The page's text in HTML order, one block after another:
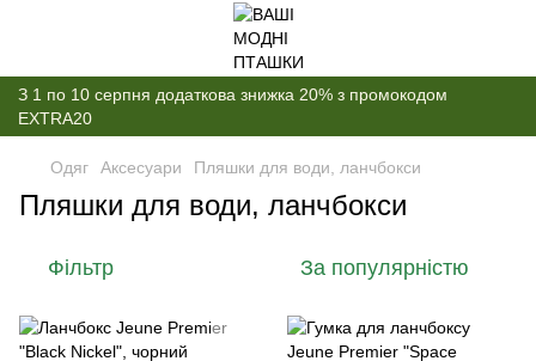
З 1 по 10 серпня додаткова знижка 20% з промокодом
EXTRA20
Одяг Аксесуари Пляшки для води, ланчбокси
Пляшки для води, ланчбокси
Фільтр За популярністю